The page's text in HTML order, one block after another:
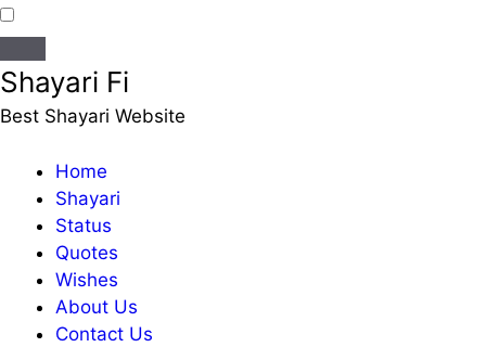
Shayari Fi
Best Shayari Website
Home
Shayari
Status
Quotes
Wishes
About Us
Contact Us